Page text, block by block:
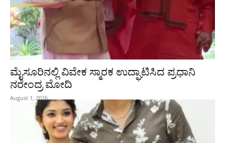
ಮೈಸೂರಿನಲ್ಲಿ ವಿವೇಕ ಸ್ಮಾರಕ ಉದ್ಘಾಟಿಸಿದ ಪ್ರಧಾನಿ
ನರೇಂದ್ರ ಮೋದಿ
August 1, 2026